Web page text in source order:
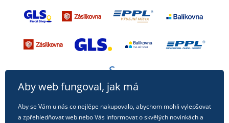
Aby web fungoval, jak má
Aby se Vám u nás co nejlépe nakupovalo, abychom mohli vylepšovat
a zpřehledňovat web nebo Vás informovat o skvělých novinkách a